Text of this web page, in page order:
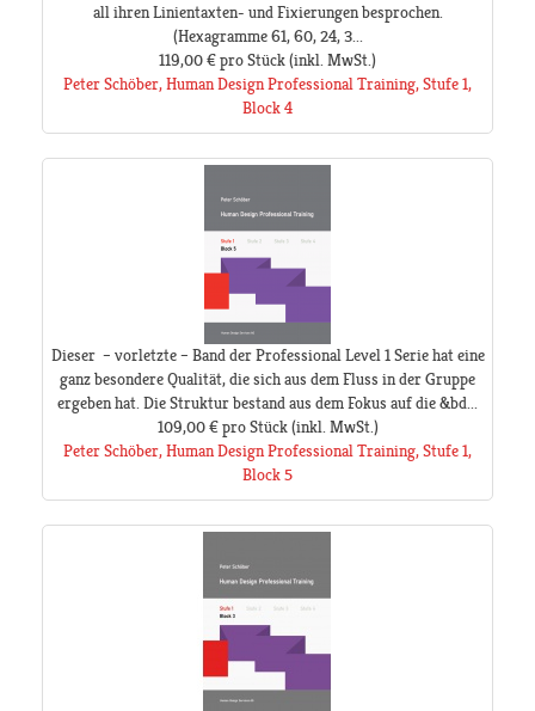
all ihren Linientaxten- und Fixierungen besprochen.
(Hexagramme 61, 60, 24, 3...
119,00 €pro Stück(inkl. MwSt.)
Peter Schöber, Human Design Professional Training, Stufe 1,
Block 4
Dieser – vorletzte – Band der Professional Level 1 Serie hat eine
ganz besondere Qualität, die sich aus dem Fluss in der Gruppe
ergeben hat. Die Struktur bestand aus dem Fokus auf die &bd...
109,00 € pro Stück(inkl. MwSt.)
Peter Schöber, Human Design Professional Training, Stufe 1,
Block 5